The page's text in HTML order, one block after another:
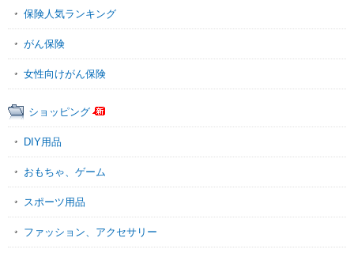
保険人気ランキング
がん保険
女性向けがん保険
ショッピング
DIY用品
おもちゃ、ゲーム
スポーツ用品
ファッション、アクセサリー